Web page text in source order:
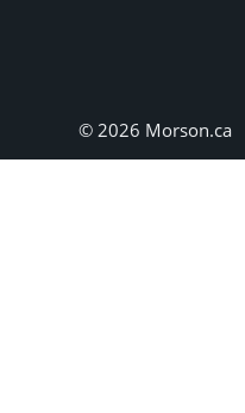
© 2026 Morson.ca